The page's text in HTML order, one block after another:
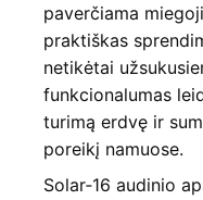
paverčiama
praktiškas
netikėtai
funkcionalumas
turimą erdvę ir
poreikį namuose.
Solar‑16 audinio